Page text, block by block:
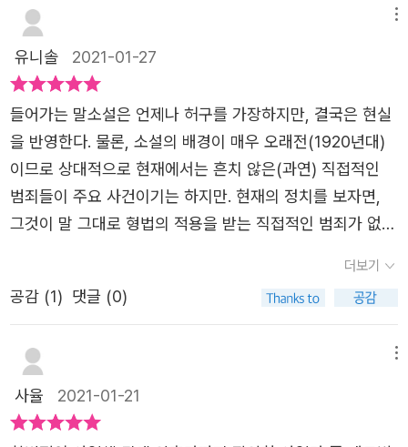
한다는 확신이 없이는 선물을 해서는 안 되니까.」 (15-19
안했지만, 갑작스럽게 재닛의 오빠인 테일러 헨리가 차이나
거리에서 죽은 채 발견되면서 폴의 발등에 불이 떨어진다.
왜냐하면 테일러가 살아있을 때 마지막으로 그와 함께 있는
걸목격된 사람이 바로 폴이기 때문.​​네드 보몬트는 즉각적으
로 행동에 착수한다. 그는 폴과의 우정 그리고 자신의 직업
까지 위태롭게 만들면서도 폴의 결백을 증명하려 애쓴다. 그
뿐 아니라 경쟁 구도에 있는 갱스터와 부패한 지방 검사 그
리고 기사를 조작한 신문사 등의 계략을 잘 피해가다가 몇
러 헨리의 살인 사건에 대한 진실을 밝혀낸다. 그는 자신만
의 스타일 - 시적이면서도, 짧고 날카로운 문체 - 를 이용하
여 훌륭한 작품을 이루어냈다. 그렇지만 역시 하드보일드의,
남성미가 물씬 풍기는 글을 좋아하는 독자들에게 좀 더 어필
어 테이블에 놓인 묵직한 맥주잔을 움켜잡았지만 집어들지
는 않았다. 잔을 움켜잡느라 몸이 다소 기울었을 뿐, 그는 매
둔 탐정 소설과는 확연히 구별되는 스타일의 소설을 의미합
니다.“초록색 주사위 두 개가 초록색 테이블을 가로질러 굴
러가더니 모서리에 부딪혀 튕겨 나왔다.”내드 보먼트는 도박
에서 돈을 계속 잃자 형이라 부를 만큼 가까운 사이이자 정
치인인 폴 매드빅에게 돈을 빌리러 갔다 그가 헨리 상원의원
의 딸과 결혼할 것이라는 이야기를 듣습니다. 바로 그날 헨
리 상원의원의 아들 테일러가 살해된 것을 내드 보먼트가 발
견합니다. 그리고 사건은 걷잡을 수 없이 커지는데… 이번에
읽은 “유리 열쇠 (대실 해밋 著, 홍성영 譯, 열린책들, 원제 :
The Glass Key)”는 이전에 황금가지에서 번역된 적이 있
되었습니다. 무려 1931년에 처음 출간된 이 작품은 앞서 언
작품 중 하나로 기존 추리소설 혹은 탐정소설에서 보여 왔던
추리 게임, 퍼즐 게임적 요소를 최대한 배제하고 사실적 묘
사를 극대화하여 이후 하드보일드의 전형을 만들어낸 작품
곤 당분간은 국적(?)을 불문하고 ‘하드보일드’는 멀리 하려
는 생각을 한 탓도 있었습니다. 하지만 고전이 풍기는 유혹
과 함께, 북유럽 최고의 탐정 소설에 주어지는 문학상인 ‘유
리 열쇠상’의 유래가 된 작품이란 점, 또 오래 전에 인상 깊
게 본 영화 ‘밀러스 크로싱’의 모티브가 된 작품이란 점 등 여
러 가지 기대감이 들기도 해서 ‘하드보일드’에 대한 씁쓸한
기억들은 싹 지워버리고 거장 대실 해밋과 다시 한 번 만나
보기로 결심했습니다. 폴 매드빅은 합법과 불법, 음지와 양
트는 그런 매드빅의 브레인이자 형제처럼 가깝게 지내는 인
물입니다. 선거를 앞두고 자신이 후원하는 상원의원의 승리
를 위해 매표 행위도 서슴지 않던 매드빅은 상원의원의 딸
재닛을 좋아하며 그녀와 결혼하고 싶다는 속내를 보몬트에
게 드러내기도 합니다.그러던 중 상원의원의 아들이자 재닛
의 오빠인 테일러가 거리에서 시체로 발견됩니다. 이후 사건
관련인물들에게 매드빅을 비난하는 내용이 담긴 수상한 편
유니솔 2021-01-27
들어가는 말소설은 언제나 허구를 가장하지만, 결국은 현실
을 반영한다. 물론, 소설의 배경이 매우 오래전(1920년대)
이므로 상대적으로 현재에서는 흔치 않은(과연) 직접적인
범죄들이 주요 사건이기는 하지만. 현재의 정치를 보자면,
그것이 말 그대로 형법의 적용을 받는 직접적인 범죄가 없어
일들이 더 많은 것을 보면, 오히려 유리열쇠 속의 정치판은
순수한 인간의 욕망을 표현한 순수소설에 가까워보이기도
재미있게 봤던 미드 '하우스 오브 카드'였다. (시즌 3 이후로
는 조금 미지근해졌지만) 정치판에서 벌어지는 온갖 음험한
계략과 범죄, 인간의 본모습. 이런 것을 보여주는 것은 인간
본연의 욕망에 대한 성찰을 요구하는 작가의 경고일 것이다.
더보기
공감 (1) 댓글 (0)
사율 2021-01-21